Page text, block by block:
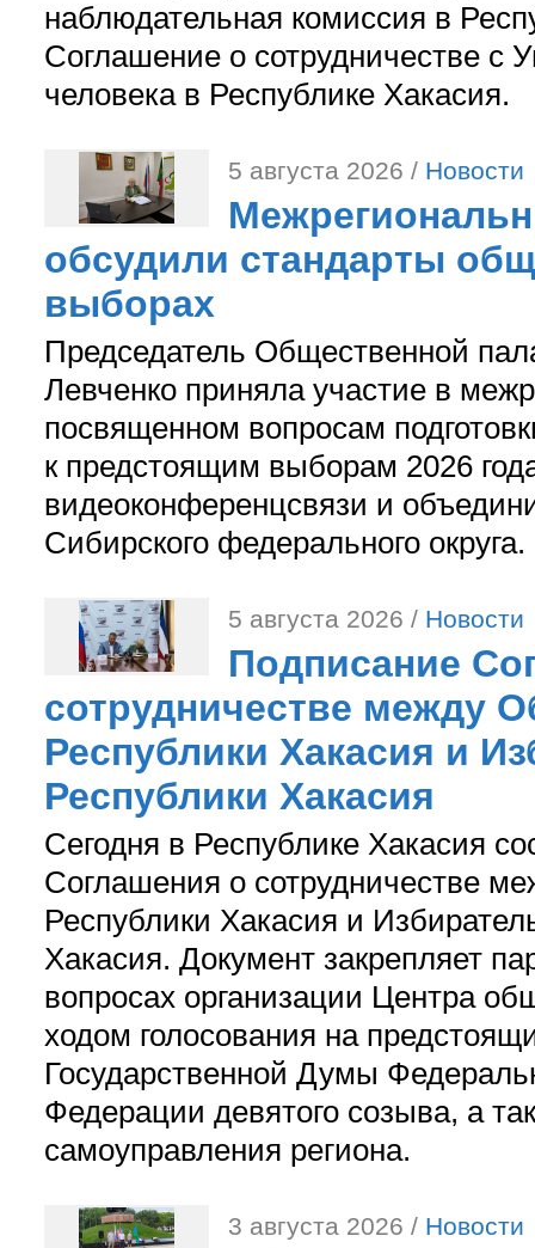
наблюдательная комиссия в
Соглашение о сотрудничестве с
человека в Республике Хакасия.
5 августа 2026 / Новости
обсудили стандарты
выборах
Председатель Общественной
Левченко приняла участие в
посвященном вопросам
к предстоящим выборам 2026
видеоконференцсвязи и
Сибирского федерального округа.
5 августа 2026 / Новости
Подписание
сотрудничестве между
Республики Хакасия и
Республики Хакасия
Сегодня в Республике Хакасия
Соглашения о сотрудничестве
Республики Хакасия и
Хакасия. Документ закрепляет
вопросах организации Центра
ходом голосования на
Государственной Думы
Федерации девятого созыва, а
самоуправления региона.
3 августа 2026 / Новости